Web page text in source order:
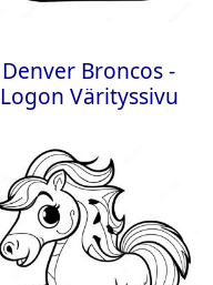
Denver Broncos -
Logon Värityssivu